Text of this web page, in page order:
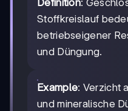
Definition:
Stoffkreislauf
betriebseigener
und Düngung.
Example: Verzicht
und mineralische